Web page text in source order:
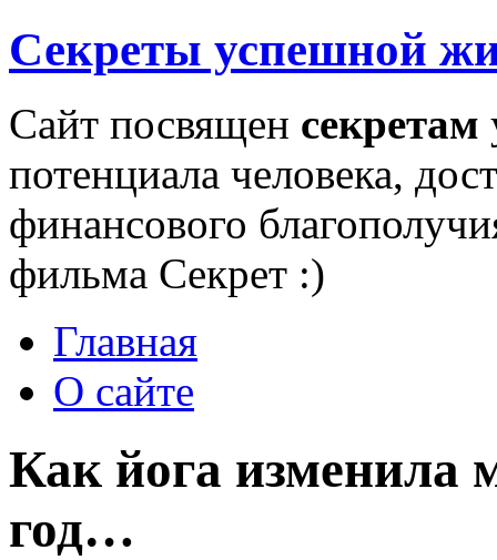
Секреты успешной
Сайт посвящен секретам
потенциала человека,
финансового
фильма Секрет :)
Главная
О сайте
Как йога изменила
год…